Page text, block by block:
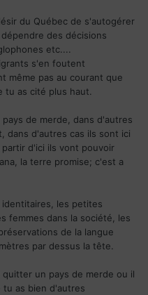
du Québec de s'autogérer
des décisions
etc....
s'en foutent
même pas au courant que
tu as cité plus haut.
de merde, dans d'autres
dans d'autres cas ils sont ici
d'ici ils vont pouvoir
la terre promise; c'est a
les petites
femmes dans la société, les
de la langue
par dessus la tête.
un pays de merde ou il
tu as bien d'autres